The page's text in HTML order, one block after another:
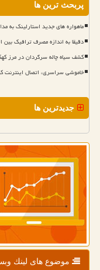
پربحث ترین ها
ماهواره های جدید استارلینک به
دقیقا به اندازه مصرف ترافیک
کشف سیاه چاله سرگردان در مرز
خاموشی سراسری، اتصال اینترنت
جدیدترین ها
موضوع های لینك